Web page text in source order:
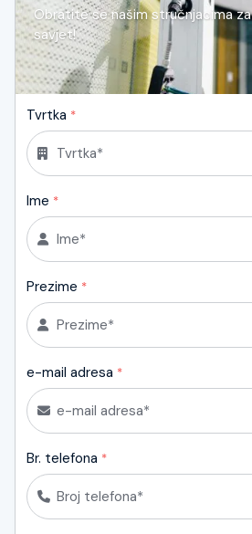
Obratite se našim stručnjacima za
savjet!
Tvrtka *
Ime *
Prezime *
e-mail adresa *
Br. telefona *